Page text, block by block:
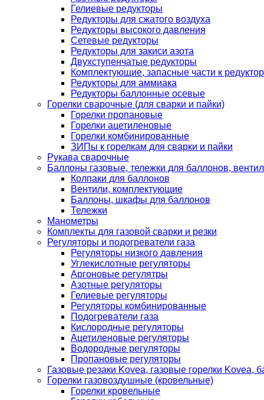
Гелиевые редукторы
Редукторы для сжатого воздуха
Редукторы высокого давления
Сетевые редукторы
Редукторы для закиси азота
Двухступенчатые редукторы
Комплектующие, запасные части к
Редукторы для аммиака
Редукторы баллонные осевые
Горелки сварочные (для сварки и пайки)
Горелки пропановые
Горелки ацетиленовые
Горелки комбинированные
ЗИПы к горелкам для сварки и пайки
Рукава сварочные
Баллоны газовые, тележки для баллонов,
Колпаки для баллонов
Вентили, комплектующие
Баллоны, шкафы для баллонов
Тележки
Манометры
Комплекты для газовой сварки и резки
Регуляторы и подогреватели газа
Регуляторы низкого давления
Углекислотные регуляторы
Аргоновые регулятры
Азотные регуляторы
Гелиевые регуляторы
Регуляторы комбинированные
Подогреватели газа
Кислородные регуляторы
Ацетиленовые регуляторы
Водородные регуляторы
Пропановые регуляторы
Газовые резаки Kovea, газовые горелки Kovea,
Горелки газовоздушные (кровельные)
Горелки кровельные